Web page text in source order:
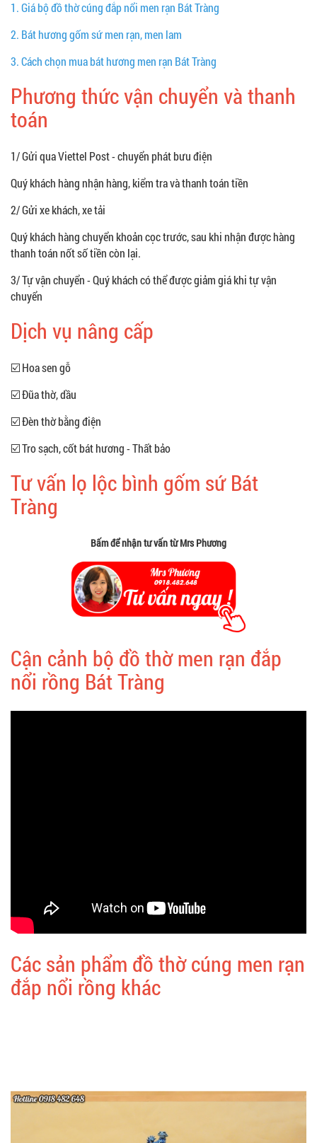
1.Giá bộ đồ thờ cúng đắp nổi men rạn Bát Tràng
2. Bát hương gốm sứ men rạn, men lam
3.Cách chọn mua bát hương men rạn Bát Tràng
Phương thức vận chuyển và thanh
toán
1/ Gửi qua Viettel Post - chuyển phát bưu điện
Quý khách hàng nhận hàng, kiểm tra và thanh toán tiền
2/ Gửi xe khách, xe tải
Quý khách hàng chuyển khoản cọc trước, sau khi nhận được hàng
thanh toán nốt số tiền còn lại.
3/ Tự vận chuyển - Quý khách có thể được giảm giá khi tự vận
chuyển
Dịch vụ nâng cấp
☑️ Hoa sen gỗ
☑️ Đũa thờ, dầu
☑️ Đèn thờ bằng điện
☑️ Tro sạch, cốt bát hương - Thất bảo
Tư vấn lọ lộc bình gốm sứ Bát
Tràng
Bấm để nhận tư vấn từ Mrs Phương
Cận cảnh bộ đồ thờ men rạn đắp
nổi rồng Bát Tràng
Các sản phẩm đồ thờ cúng men rạn
đắp nổi rồng khác